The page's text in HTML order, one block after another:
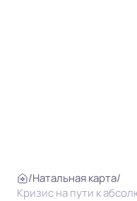
/Натальная карта/
Кризис на пути к